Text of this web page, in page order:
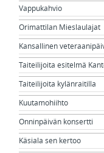
Vappukahvio
Orimattilan Mieslaulajat
Kansallinen
Taiteilijoita esitelmä
Taiteilijoita kylänraitilla
Kuutamohiihto
Onninpäivän konsertti
Käsiala sen kertoo